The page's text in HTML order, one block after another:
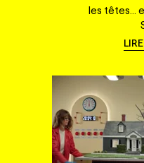
les têtes...